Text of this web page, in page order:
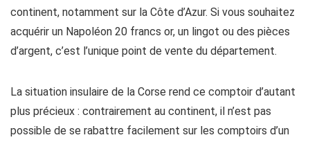
continent, notamment sur la Côte d’Azur. Si vous souhaitez
acquérir un Napoléon 20 francs or, un lingot ou des pièces
d’argent, c’est l’unique point de vente du département.
La situation insulaire de la Corse rend ce comptoir d’autant
plus précieux : contrairement au continent, il n’est pas
possible de se rabattre facilement sur les comptoirs d’un